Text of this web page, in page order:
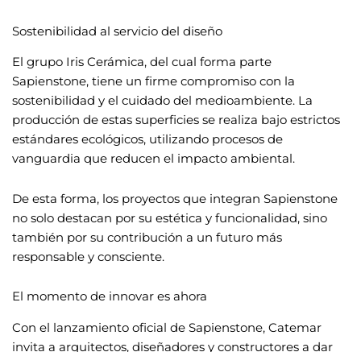
Sostenibilidad al servicio del diseño
El grupo Iris Cerámica, del cual forma parte
Sapienstone, tiene un firme compromiso con la
sostenibilidad y el cuidado del medioambiente. La
producción de estas superficies se realiza bajo estrictos
estándares ecológicos, utilizando procesos de
vanguardia que reducen el impacto ambiental.
De esta forma, los proyectos que integran Sapienstone
no solo destacan por su estética y funcionalidad, sino
también por su contribución a un futuro más
responsable y consciente.
El momento de innovar es ahora
Con el lanzamiento oficial de Sapienstone, Catemar
invita a arquitectos, diseñadores y constructores a dar